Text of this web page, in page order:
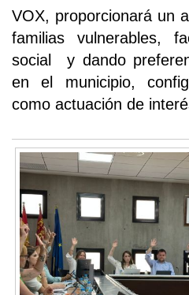
VOX, proporcionará un
familias vulnerables,
social y dando
en el municipio,
como actuación de